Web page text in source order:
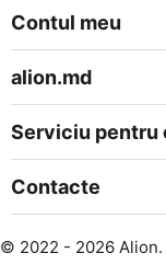
Contul meu
alion.md
Serviciu pentru
Contacte
© 2022 - 2026 Alion.